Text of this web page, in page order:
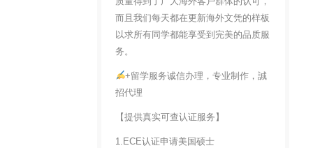
而且我们每天都在更新海外文凭的样板
以求所有同学都能享受到完美的品质服
务。
+留学服务诚信办理，专业制作，誠
招代理
【提供真实可查认证服务】
1.ECE认证申请美国硕士